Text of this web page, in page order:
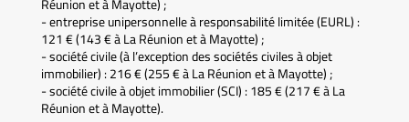
Réunion et à Mayotte) ;
- entreprise unipersonnelle à responsabilité limitée (EURL) :
121 € (143 € à La Réunion et à Mayotte) ;
- société civile (à l’exception des sociétés civiles à objet
immobilier) : 216 € (255 € à La Réunion et à Mayotte) ;
- société civile à objet immobilier (SCI) : 185 € (217 € à La
Réunion et à Mayotte).